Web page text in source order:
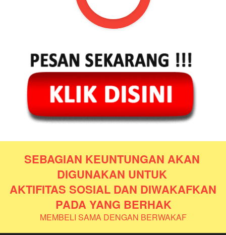
SEBAGIAN KEUNTUNGAN AKAN
DIGUNAKAN UNTUK
AKTIFITAS SOSIAL DAN DIWAKAFKAN
PADA YANG BERHAK
MEMBELI SAMA DENGAN BERWAKAF